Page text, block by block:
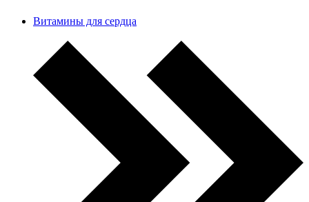
Витамины для сердца